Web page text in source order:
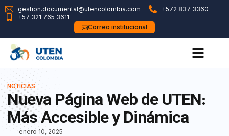
gestion.documental@utencolombia.com
+572 837 3360
+57 321 765 3611
Correo institucional
NOTICIAS
Nueva Página Web de UTEN:
Más Accesible y Dinámica
enero 10, 2025